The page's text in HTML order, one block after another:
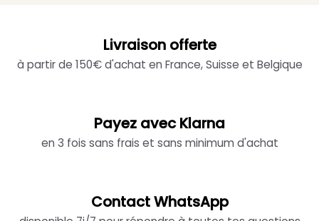
Livraison offerte
à partir de 150€ d'achat en France, Suisse et Belgique
Payez avec Klarna
en 3 fois sans frais et sans minimum d'achat
Contact WhatsApp